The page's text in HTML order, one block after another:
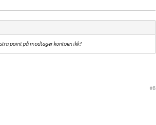
point på modtager kontoen ikk?
#8